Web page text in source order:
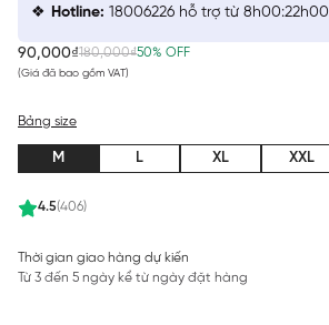
90,000₫180,000₫50% OFF
(Giá đã bao gồm VAT)
4.5(406)
Bảng size
M L XL XXL
Thời gian giao hàng dự kiến
Từ 3 đến 5 ngày kể từ ngày đặt hàng
Hotline: 18006226 hỗ trợ từ 8h00:22h00